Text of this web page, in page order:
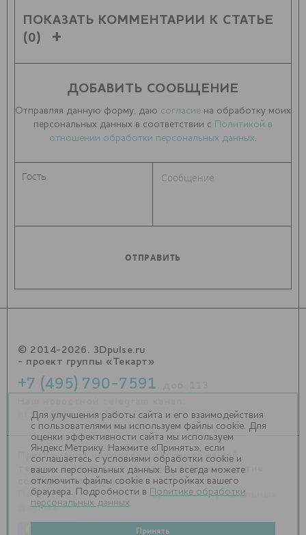
ПОКАЗАТЬ КОММЕНТАРИИ К СТАТЬЕ
(0)
ДОБАВИТЬ СООБЩЕНИЕ
Отправляя данную форму, даю согласие на обработку моих
персональных данных в соответствии с
Политикой в
отношении обработки персональных данных.
© 2014-2026. 3Dpulse.ru
- проект группы «Текарт»
+7 (495) 790-7591
https://t.me/Techart_CaseStudy
Приглашения на соответствующие нашей
тематике мероприятия, пресс-релизы и другие
сообщения ждем наinfo@3dpulse.ru .
Политика в отношении обработки персональных
данных
Для улучшения работы сайта и его взаимодействия
с пользователями мы используем файлы cookie. Для
оценки эффективности сайта мы используем
Яндекс.Метрику. Нажмите «Принять», если
соглашаетесь с условиями обработки cookie и
ваших персональных данных. Вы всегда можете
отключить файлы cookie в настройках вашего
браузера. Подробности в
Политике обработки
персональных данных
Принять